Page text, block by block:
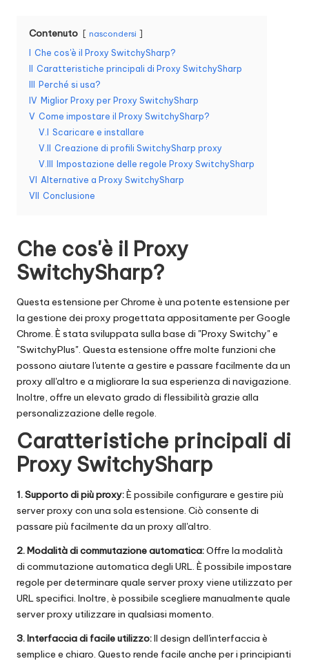
a
P
a
g
a
t
ui
t
a
]
-
O
k
e
y
P
r
o
x
y
Contenuto nascondersi
Che cos'è il Proxy SwitchySharp?
Caratteristiche principali di Proxy SwitchySharp
Perché si usa?
IV Miglior Proxy per Proxy SwitchySharp
V Come impostare il Proxy SwitchySharp?
V.I Scaricare e installare
V.II
Creazione di profili SwitchySharp proxy
V.III
Impostazione delle regole Proxy SwitchySharp
VI Alternative a Proxy SwitchySharp
VII
Conclusione
Che cos'è il Proxy
SwitchySharp?
Questa estensione per Chrome è una potente estensione per
la gestione dei proxy progettata appositamente per Google
Chrome. È stata sviluppata sulla base di "Proxy Switchy" e
"SwitchyPlus". Questa estensione offre molte funzioni che
possono aiutare l'utente a gestire e passare facilmente da un
proxy all'altro e a migliorare la sua esperienza di navigazione.
Inoltre, offre un elevato grado di flessibilità grazie alla
personalizzazione delle regole.
Caratteristiche principali di
Proxy SwitchySharp
1. Supporto di più proxy:È possibile configurare e gestire più
server proxy con una sola estensione. Ciò consente di
passare più facilmente da un proxy all'altro.
2. Modalità di commutazione automatica:Offre la modalità
di commutazione automatica degli URL. È possibile impostare
regole per determinare quale server proxy viene utilizzato per
URL specifici. Inoltre, è possibile scegliere manualmente quale
server proxy utilizzare in qualsiasi momento.
3. Interfaccia di facile utilizzo:Il design dell'interfaccia è
semplice e chiaro. Questo rende facile anche per i principianti